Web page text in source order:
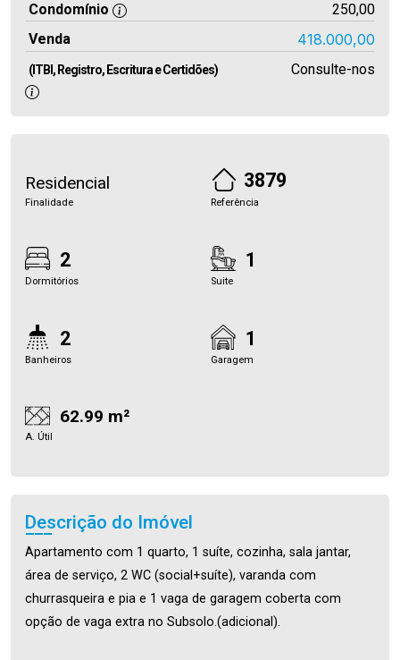
Condomínio
250,00
Venda
418.000,00
(ITBI, Registro, Escritura e Certidões) Consulte-nos
Residencial
Finalidade
3879
Referência
2
Dormitórios
1
Suite
2
Banheiros
1
Garagem
62.99 m²
A. Útil
Descrição do Imóvel
Apartamento com 1 quarto, 1 suíte, cozinha, sala jantar,
área de serviço, 2 WC (social+suíte), varanda com
churrasqueira e pia e 1 vaga de garagem coberta com
opção de vaga extra no Subsolo.(adicional).